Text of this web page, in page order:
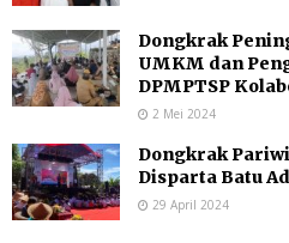
Dongkrak
UMKM dan
DPMPTSP
2 Mei 2024
Dongkrak
Disparta Batu
29 April 2024